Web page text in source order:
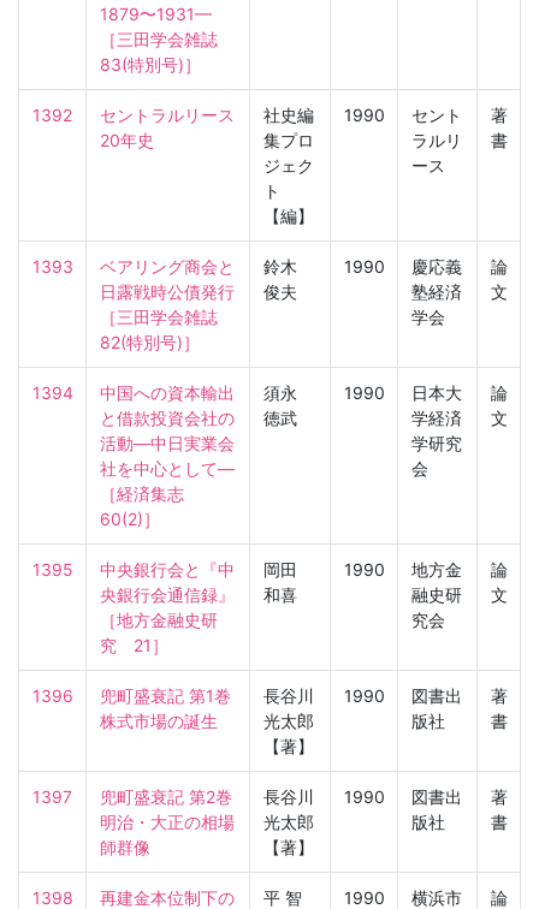
1879〜1931—
［三田学会雑誌
83(特別号)］
1392
セントラルリース
20年史
社史編
集プロ
ジェク
ト
【編】
1990
セント
ラルリ
ース
著
書
1393
ベアリング商会と
日露戦時公債発行
［三田学会雑誌
82(特別号)］
鈴木
俊夫
1990
慶応義
塾経済
学会
論
文
1394
中国への資本輸出
と借款投資会社の
活動—中日実業会
社を中心として—
［経済集志
60(2)］
須永
徳武
1990
日本大
学経済
学研究
会
論
文
1395
中央銀行会と『中
央銀行会通信録』
［地方金融史研
究　21］
岡田
和喜
1990
地方金
融史研
究会
論
文
1396
兜町盛衰記 第1巻
株式市場の誕生
長谷川
光太郎
【著】
1990
図書出
版社
著
書
1397
兜町盛衰記 第2巻
明治・大正の相場
師群像
長谷川
光太郎
【著】
1990
図書出
版社
著
書
1398 再建金本位制下の 平 智 1990 横浜市 論